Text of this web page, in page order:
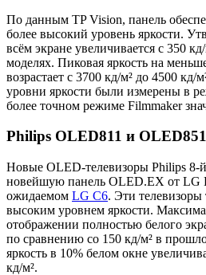
По данным TP Vision, панель
более высокий уровень яркости.
всём экране увеличивается с 350
моделях. Пиковая яркость на
возрастает с 3700 кд/м² до 4500
уровни яркости были измерены в
более точном режиме Filmmaker
Philips OLED811 и OLED851
Новые OLED-телевизоры Philips 8-
новейшую панель OLED.EX от LG
ожидаемом LG C6. Эти телевизоры
высоким уровнем яркости.
отображении полностью белого
по сравнению со 150 кд/м² в
яркость в 10% белом окне
кд/м².